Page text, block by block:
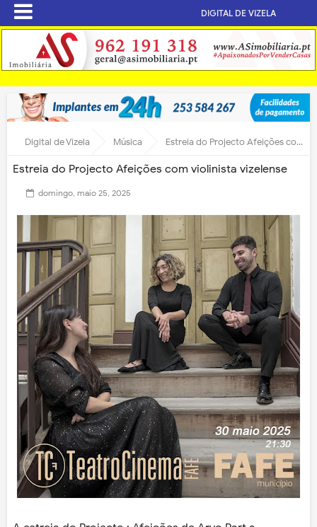
DIGITAL DE VIZELA
Digital de Vizela Música Estreia do Projecto Afeições com violinista vizelense
Estreia do Projecto Afeições com violinista vizelense
domingo, maio 25, 2025